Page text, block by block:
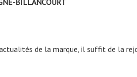
de la marque, il suffit de la